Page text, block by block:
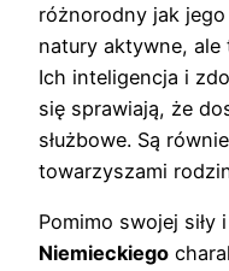
różnorodny jak
natury aktywne,
Ich inteligencja i
się sprawiają, że
służbowe. Są
towarzyszami
Pomimo swojej siły
Niemieckiego